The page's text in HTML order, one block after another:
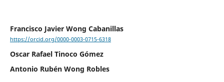
Francisco Javier Wong Cabanillas
https://orcid.org/0000-0003-0715-6318
Oscar Rafael Tinoco Gómez
Antonio Rubén Wong Robles